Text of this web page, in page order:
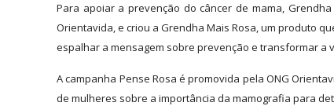
Para apoiar a prevenção do câncer de mama,
Orientavida, e criou a Grendha Mais Rosa, um produto
espalhar a mensagem sobre prevenção e transformar a
A campanha Pense Rosa é promovida pela ONG
de mulheres sobre a importância da mamografia para